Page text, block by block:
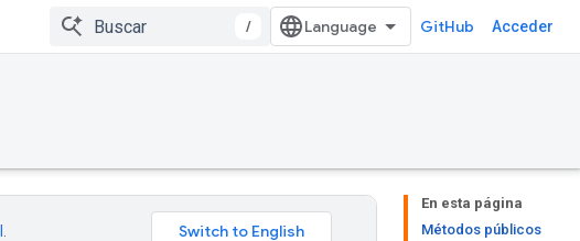
/ GitHub Acceder
En esta página
Métodos públicos